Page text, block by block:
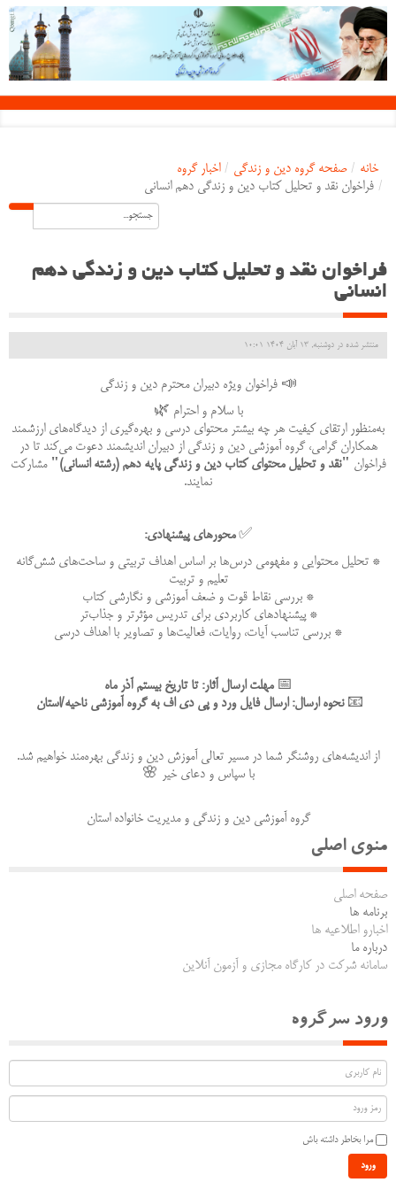
خانه / صفحه گروه دین و زندگی / اخبار گروه
/ فراخوان نقد و تحلیل کتاب دین و زندگی دهم انسانی
فراخوان نقد و تحلیل کتاب دین و زندگی دهم
انسانی
منتشر شده در دوشنبه, 13 آبان 1404 10:01
📣 فراخوان ویژه دبیران محترم دین و زندگی
با سلام و احترام 🌿
به‌منظور ارتقای کیفیت هر چه بیشتر محتوای درسی و بهره‌گیری از دیدگاه‌های ارزشمند
همکاران گرامی، گروه آموزشی دین و زندگی از دبیران اندیشمند دعوت می‌کند تا در
فراخوان "نقد و تحلیل محتوای کتاب دین و زندگی پایه دهم (رشته انسانی)" مشارکت
نمایند.
✅محورهای پیشنهادی:
* تحلیل محتوایی و مفهومی درس‌ها بر اساس اهداف تربیتی و ساحت‌های شش‌گانه
تعلیم و تربیت
* بررسی نقاط قوت و ضعف آموزشی و نگارشی کتاب
* پیشنهادهای کاربردی برای تدریس مؤثرتر و جذاب‌تر
* بررسی تناسب آیات، روایات، فعالیت‌ها و تصاویر با اهداف درسی
📅 مهلت ارسال آثار: تا تاریخ بیستم آذر ماه
📧 نحوه ارسال: ارسال فایل ورد و پی دی اف به گروه آموزشی ناحیه/استان
از اندیشه‌های روشنگر شما در مسیر تعالی آموزش دین و زندگی بهره‌مند خواهیم شد.
با سپاس و دعای خیر 🌸
گروه آموزشی دین و زندگی و مدیریت خانواده استان
منوی اصلی
صفحه اصلی
برنامه ها
اخبارو اطلاعیه ها
درباره ما
سامانه شرکت در کارگاه مجازی و آزمون آنلاین
ورود سرگروه
مرا بخاطر داشته باش
ورود